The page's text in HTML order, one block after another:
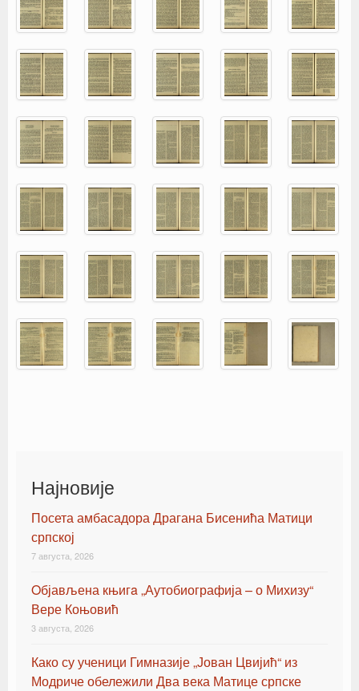
Најновије
Посета амбасадора Драгана Бисенића Матици
српској
7 августа, 2026
Oбјављена књигa „Аутобиографија – о Михизу“
Вере Коњовић
3 августа, 2026
Како су ученици Гимназије „Јован Цвијић“ из
Модриче обележили Два века Матице српске